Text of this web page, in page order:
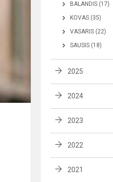
BALANDIS (17)
KOVAS (35)
VASARIS (22)
SAUSIS (18)
2025
2024
2023
2022
2021